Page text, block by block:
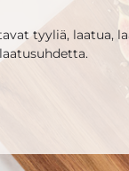
tyyliä, laatua,